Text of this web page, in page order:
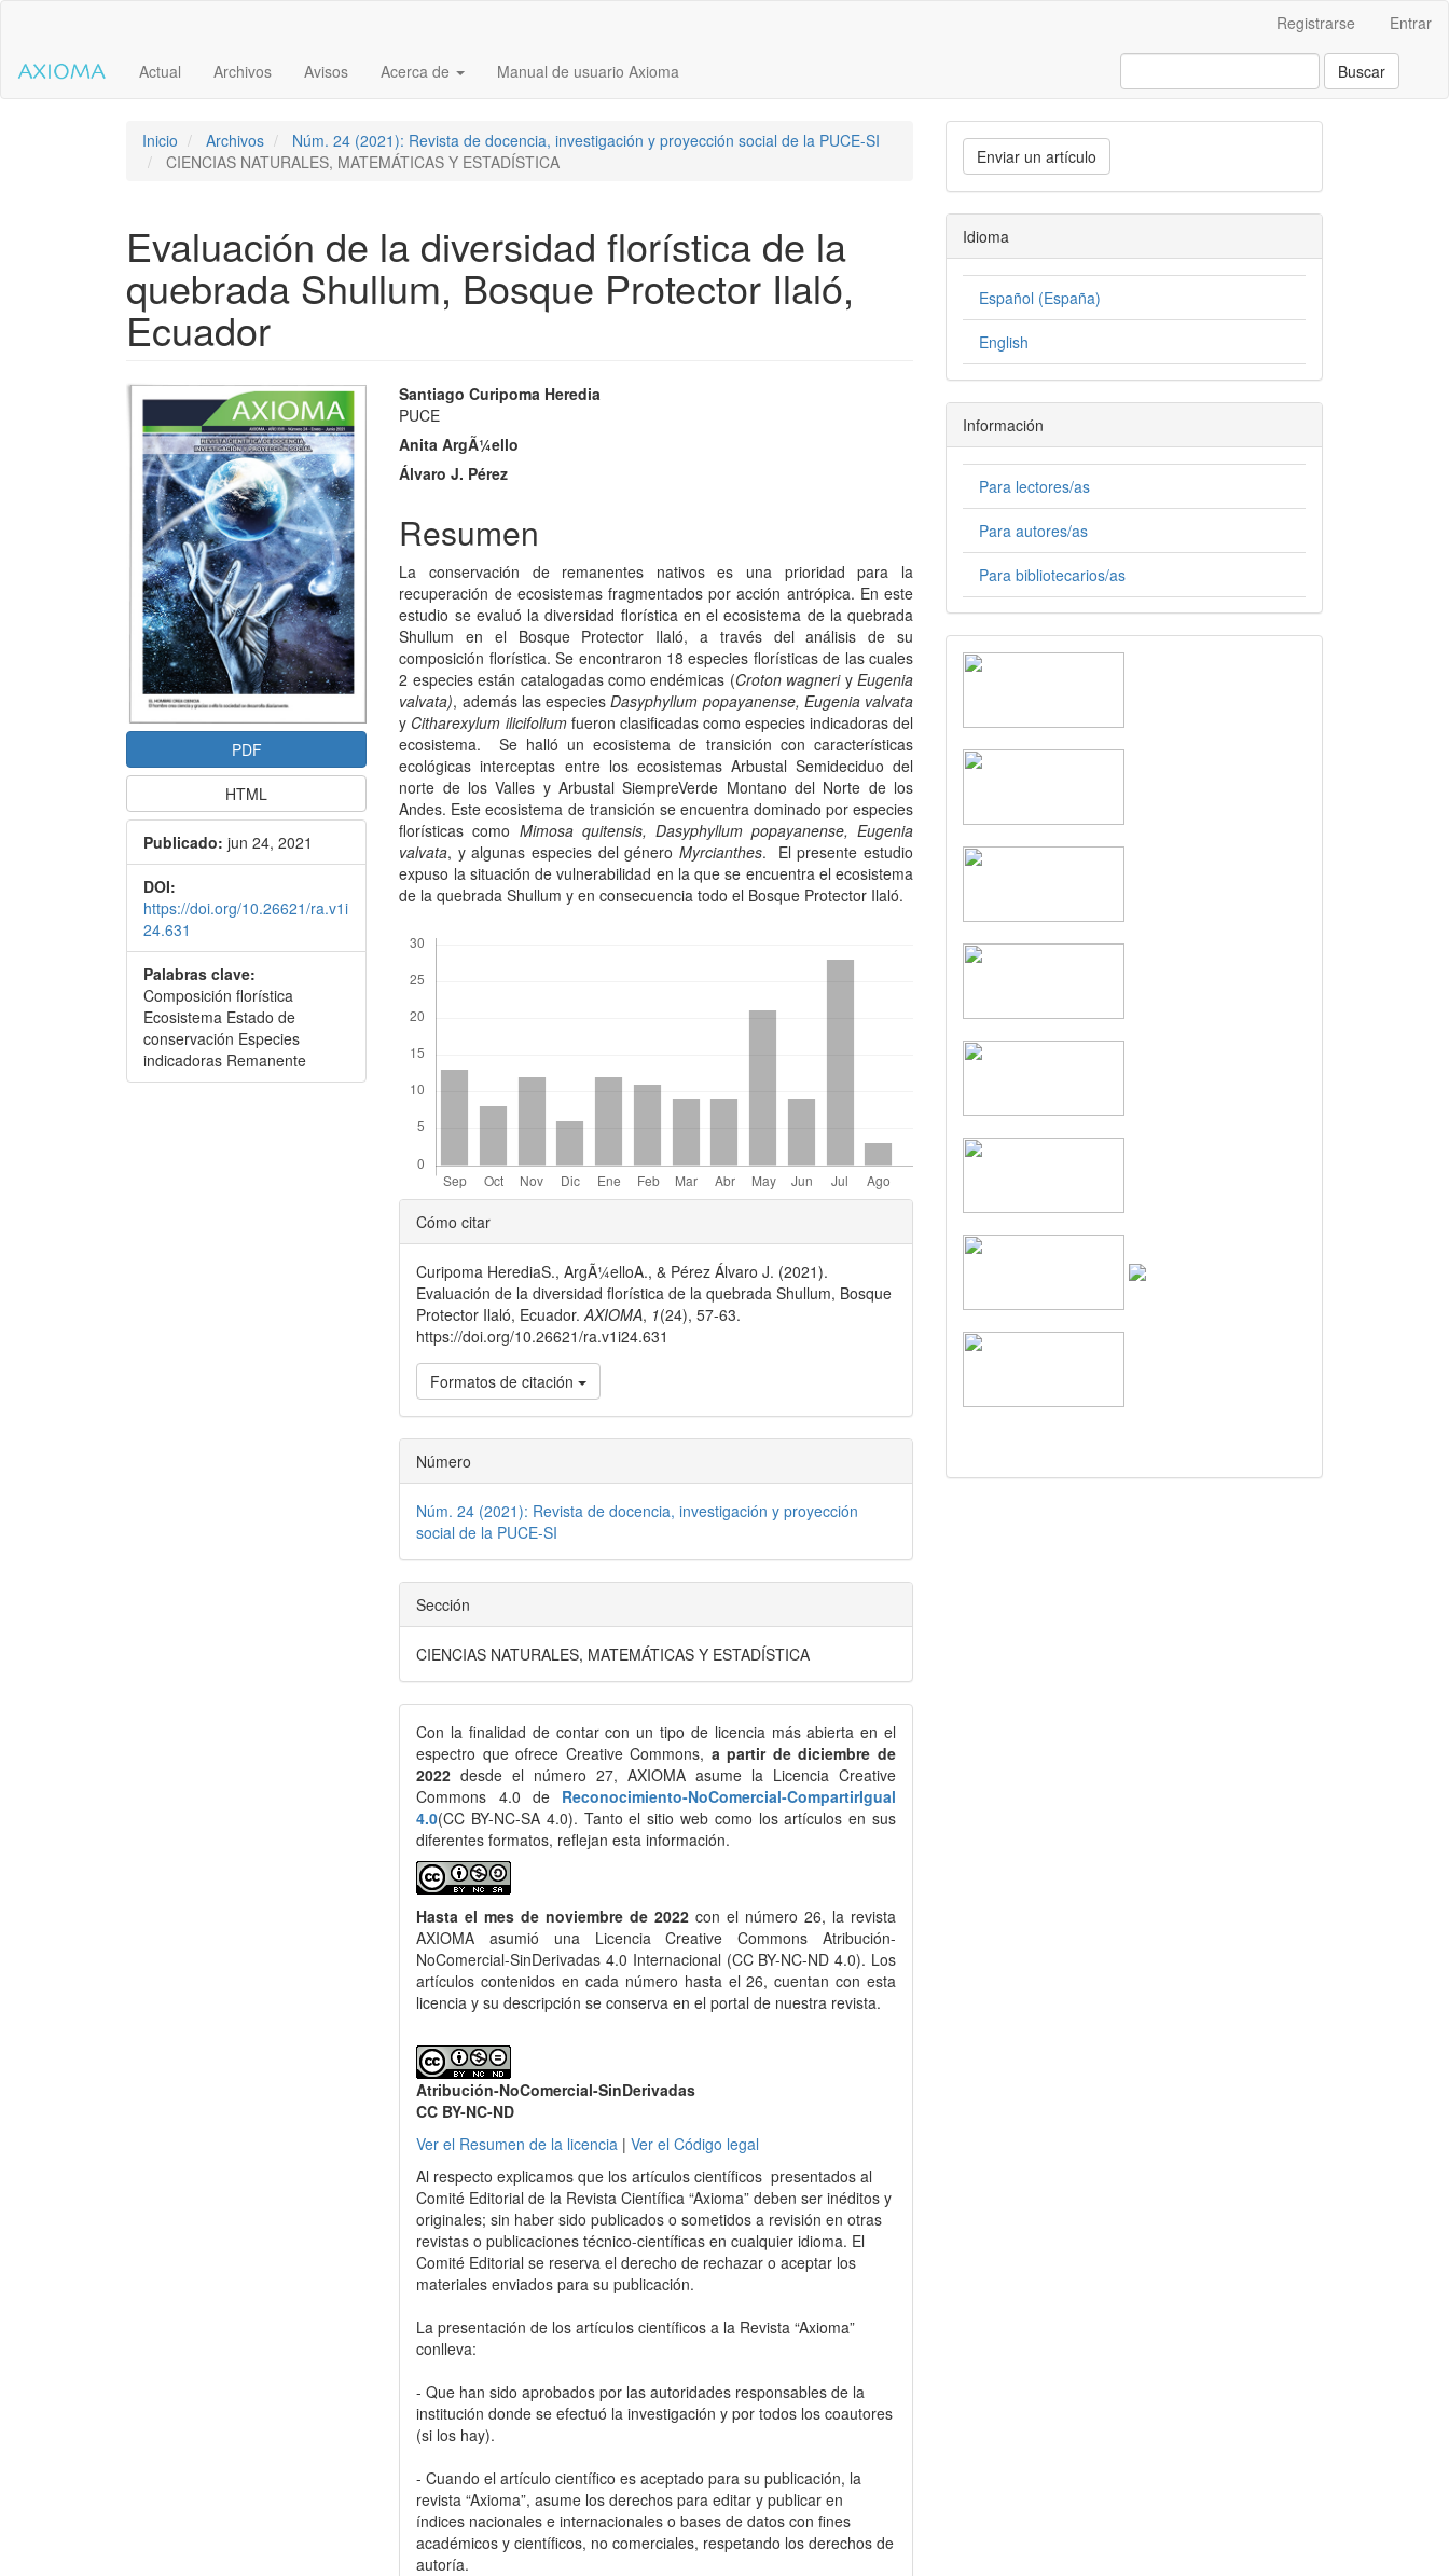
contenido
de
Registrarse Entrar
Actual Archivos Avisos Acerca de Manual de usuario Axioma Buscar
Inicio Archivos
Núm. 24 (2021): Revista de docencia, investigación y proyección social de la PUCE-SI
CIENCIAS NATURALES, MATEMÁTICAS Y ESTADÍSTICA
Evaluación de la diversidad florística de la
quebrada Shullum, Bosque Protector Ilaló,
Ecuador
Barra
lateral
del
artículo
PDF
HTML
Publicado: jun 24, 2021
DOI:
https://doi.org/10.26621/ra.v1i
24.631
Palabras clave:
Composición florística
Ecosistema Estado de
conservación Especies
indicadoras Remanente
Contenido
principal
del
Santiago Curipoma Heredia
PUCE
Anita ArgÃ¼ello
Álvaro J. Pérez
Resumen
La conservación de remanentes nativos es una prioridad para la
recuperación de ecosistemas fragmentados por acción antrópica. En este
estudio se evaluó la diversidad florística en el ecosistema de la quebrada
Shullum en el Bosque Protector Ilaló, a través del análisis de su
composición florística. Se encontraron 18 especies florísticas de las cuales
2 especies están catalogadas como endémicas (Croton wagneriy Eugenia
valvata), además las especiesDasyphyllum popayanense, Eugenia valvata
y Citharexylum ilicifoliumfueron clasificadas como especies indicadoras del
ecosistema. Se halló un ecosistema de transición con características
ecológicas interceptas entre los ecosistemas Arbustal Semideciduo del
norte de los Valles y Arbustal SiempreVerde Montano del Norte de los
Andes. Este ecosistema de transición se encuentra dominado por especies
florísticas como Mimosa quitensis, Dasyphyllum popayanense, Eugenia
valvata, y algunas especies del género Myrcianthes. El presente estudio
expuso la situación de vulnerabilidad en la que se encuentra el ecosistema
de la quebrada Shullum y en consecuencia todo el Bosque Protector Ilaló.
Detalles
del
artículo
Cómo citar
Curipoma HerediaS., ArgÃ¼elloA., & Pérez Álvaro J. (2021).
Evaluación de la diversidad florística de la quebrada Shullum, Bosque
Protector Ilaló, Ecuador.AXIOMA, 1(24), 57-63.
https://doi.org/10.26621/ra.v1i24.631
Formatos de citación
Número
Núm. 24 (2021): Revista de docencia, investigación y proyección
social de la PUCE-SI
Sección
CIENCIAS NATURALES, MATEMÁTICAS Y ESTADÍSTICA
Con la finalidad de contar con un tipo de licencia más abierta en el
espectro que ofrece Creative Commons, a partir de diciembre de
2022 desde el número 27, AXIOMA asume la Licencia Creative
Commons 4.0 de Reconocimiento-NoComercial-CompartirIgual
4.0(CC BY-NC-SA 4.0). Tanto el sitio web como los artículos en sus
diferentes formatos, reflejan esta información.
Hasta el mes de noviembre de 2022 con el número 26, la revista
AXIOMA asumió una Licencia Creative Commons Atribución-
NoComercial-SinDerivadas 4.0 Internacional (CC BY-NC-ND 4.0). Los
artículos contenidos en cada número hasta el 26, cuentan con esta
licencia y su descripción se conserva en el portal de nuestra revista.
Atribución-NoComercial-SinDerivadas
CC BY-NC-ND
Ver el Resumen de la licencia |Ver el Código legal
Al respecto explicamos que los artículos científicos presentados al
Comité Editorial de la Revista Científica “Axioma” deben ser inéditos y
originales; sin haber sido publicados o sometidos a revisión en otras
revistas o publicaciones técnico-científicas en cualquier idioma. El
Comité Editorial se reserva el derecho de rechazar o aceptar los
materiales enviados para su publicación.
La presentación de los artículos científicos a la Revista “Axioma”
conlleva:
- Que han sido aprobados por las autoridades responsables de la
institución donde se efectuó la investigación y por todos los coautores
(si los hay).
- Cuando el artículo científico es aceptado para su publicación, la
revista “Axioma”, asume los derechos para editar y publicar en
índices nacionales e internacionales o bases de datos con fines
académicos y científicos, no comerciales, respetando los derechos de
autoría.
Enviar un artículo
Idioma
Español (España)
English
Información
Para lectores/as
Para autores/as
Para bibliotecarios/as